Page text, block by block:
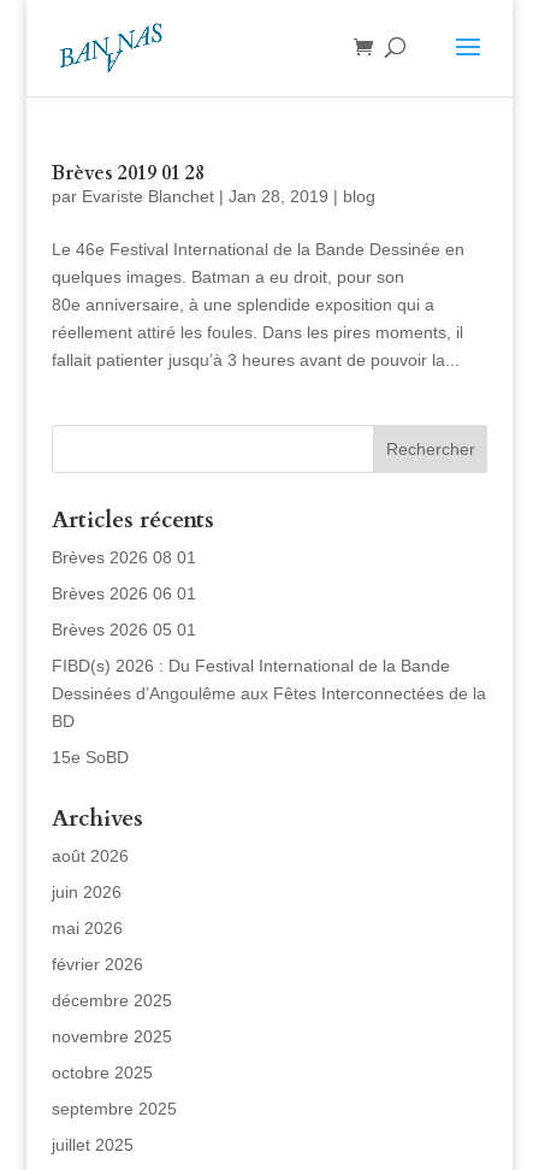
Brèves 2019 01 28
par Evariste Blanchet| Jan 28, 2019 | blog
Le 46e Festival International de la Bande Dessinée en
quelques images. Batman a eu droit, pour son
80e anniversaire, à une splendide exposition qui a
réellement attiré les foules. Dans les pires moments, il
fallait patienter jusqu’à 3 heures avant de pouvoir la...
Articles récents
Brèves 2026 08 01
Brèves 2026 06 01
Brèves 2026 05 01
FIBD(s) 2026 : Du Festival International de la Bande
Dessinées d’Angoulême aux Fêtes Interconnectées de la
BD
15e SoBD
Archives
août 2026
juin 2026
mai 2026
février 2026
décembre 2025
novembre 2025
octobre 2025
septembre 2025
juillet 2025